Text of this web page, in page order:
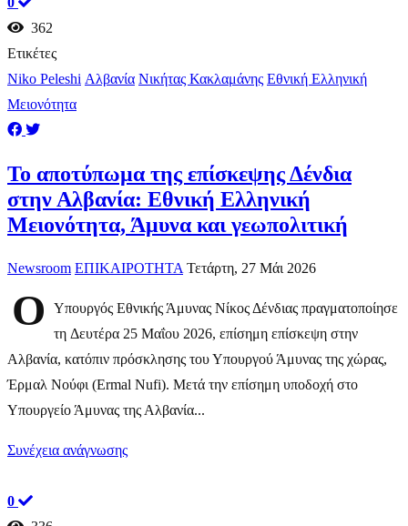
362
Ετικέτες
Niko Peleshi Αλβανία Νικήτας Κακλαμάνης Εθνική Ελληνική
Μειονότητα
Το αποτύπωμα της επίσκεψης Δένδια
στην Αλβανία: Εθνική Ελληνική
Μειονότητα, Άμυνα και γεωπολιτική
Newsroom ΕΠΙΚΑΙΡΟΤΗΤΑ Τετάρτη, 27 Μάι 2026
Ο
Υπουργός Εθνικής Άμυνας Νίκος Δένδιας πραγματοποίησε
τη Δευτέρα 25 Μαΐου 2026, επίσημη επίσκεψη στην
Αλβανία, κατόπιν πρόσκλησης του Υπουργού Άμυνας της χώρας,
Έρμαλ Νούφι (Ermal Nufi). Μετά την επίσημη υποδοχή στο
Υπουργείο Άμυνας της Αλβανία...
Συνέχεια ανάγνωσης
0